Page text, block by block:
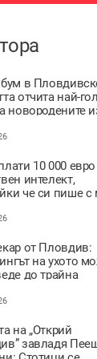
в
отчита най-
новородените
10 000 евро
интелект,
че си пише
от Пловдив:
на ухото
до трайна
на „Открий
завладя